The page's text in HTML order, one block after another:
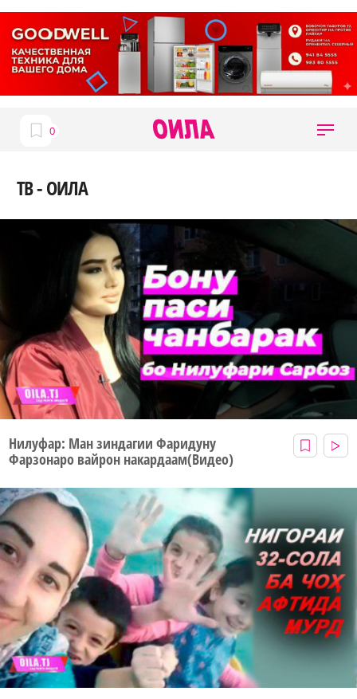
ТВ - ОИЛА
Нилуфар: Ман зиндагии Фаридуну
Фарзонаро вайрон накардаам(Видео)